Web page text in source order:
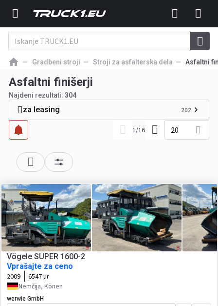
Gradbeni stroji Stroji za asfalterska dela Asfaltni
Asfaltni finišerji
Najdeni rezultati: 304
za leasing 202
1/16 20
Vögele SUPER 1600-2
Vprašajte za ceno
2009
6547 ur
Nemčija, Könen
werwie GmbH